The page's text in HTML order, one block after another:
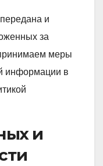
и
за
меры
информации в
и